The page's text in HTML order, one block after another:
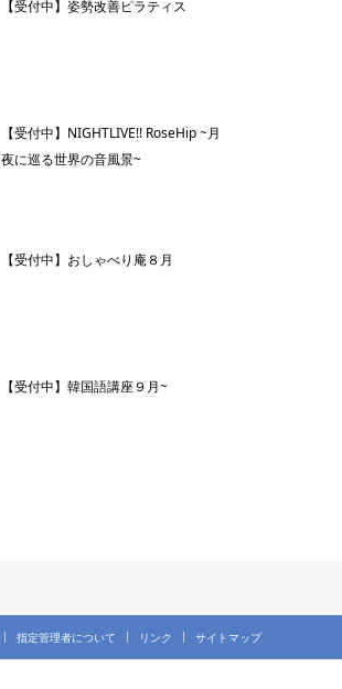
【受付中】姿勢改善ピラティス
【受付中】NIGHTLIVE!! RoseHip ~月
夜に巡る世界の音風景~
【受付中】おしゃべり庵８月
【受付中】韓国語講座９月~
指定管理者について リンク サイトマップ